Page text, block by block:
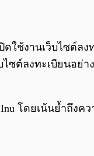
ดใช้งานเว็บไซต์
ต์ลงทะเบียนอย่
โดยเน้นย้ำถึง